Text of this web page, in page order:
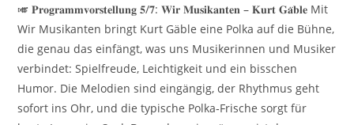
🎺 𝐏𝐫𝐨𝐠𝐫𝐚𝐦𝐦𝐯𝐨𝐫𝐬𝐭𝐞𝐥𝐥𝐮𝐧𝐠 𝟓/𝟕: 𝐖𝐢𝐫 𝐌𝐮𝐬𝐢𝐤𝐚𝐧𝐭𝐞𝐧 – 𝐊𝐮𝐫𝐭 𝐆𝐚̈𝐛𝐥𝐞 Mit
Wir Musikanten bringt Kurt Gäble eine Polka auf die Bühne,
die genau das einfängt, was uns Musikerinnen und Musiker
verbindet: Spielfreude, Leichtigkeit und ein bisschen
Humor. Die Melodien sind eingängig, der Rhythmus geht
sofort ins Ohr, und die typische Polka‑Frische sorgt für